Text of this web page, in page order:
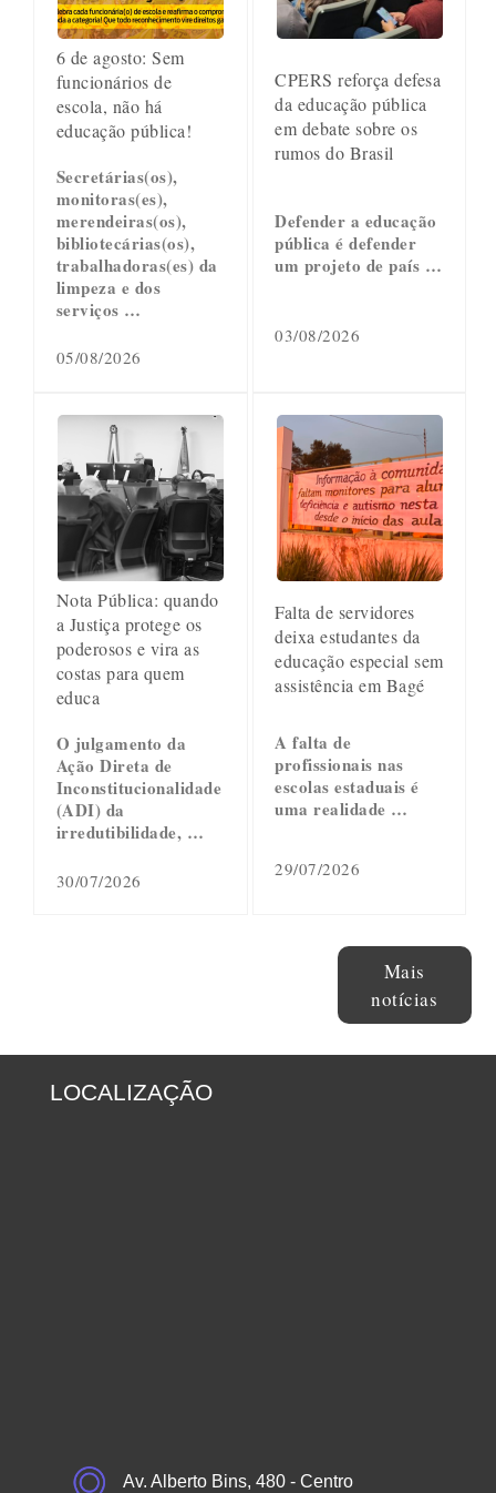
6 de agosto: Sem
funcionários de
escola, não há
educação pública!
Secretárias(os),
monitoras(es),
merendeiras(os),
bibliotecárias(os),
trabalhadoras(es) da
limpeza e dos
serviços …
05/08/2026
CPERS reforça defesa
da educação pública
em debate sobre os
rumos do Brasil
Defender a educação
pública é defender
um projeto de país …
03/08/2026
Nota Pública: quando
a Justiça protege os
poderosos e vira as
costas para quem
educa
O julgamento da
Ação Direta de
Inconstitucionalidade
(ADI) da
irredutibilidade, …
30/07/2026
Falta de servidores
deixa estudantes da
educação especial sem
assistência em Bagé
A falta de
profissionais nas
escolas estaduais é
uma realidade …
29/07/2026
Mais
notícias
LOCALIZAÇÃO
Av. Alberto Bins, 480 - Centro